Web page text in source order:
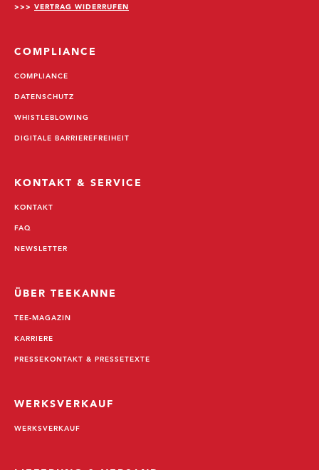
>>> VERTRAG WIDERRUFEN
COMPLIANCE
COMPLIANCE
DATENSCHUTZ
WHISTLEBLOWING
DIGITALE BARRIEREFREIHEIT
KONTAKT & SERVICE
KONTAKT
FAQ
NEWSLETTER
ÜBER TEEKANNE
TEE-MAGAZIN
KARRIERE
PRESSEKONTAKT & PRESSETEXTE
WERKSVERKAUF
WERKSVERKAUF